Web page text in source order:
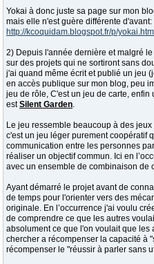
Yokai à donc juste sa page sur mon
mais elle n'est guère différente d'avant:
http://kcoquidam.blogspot.fr/p/yokai.html
2) Depuis l'année dernière et malgré
sur des projets qui ne sortiront sans
j'ai quand même écrit et publié un jeu
en accès publique sur mon blog, peu
jeu de rôle, C'est un jeu de carte,
estSilent Garden.
Le jeu ressemble beaucoup à des jeux
c'est un jeu léger purement coopératif
communication entre les personnes
réaliser un objectif commun. Ici en
avec un ensemble de combinaison de
Ayant démarré le projet avant de
de temps pour l'orienter vers des
originale. En l’occurrence j'ai voulu
de comprendre ce que les autres
absolument ce que l'on voulait que les
chercher a récompenser la capacité à
récompenser le "réussir à parler sans